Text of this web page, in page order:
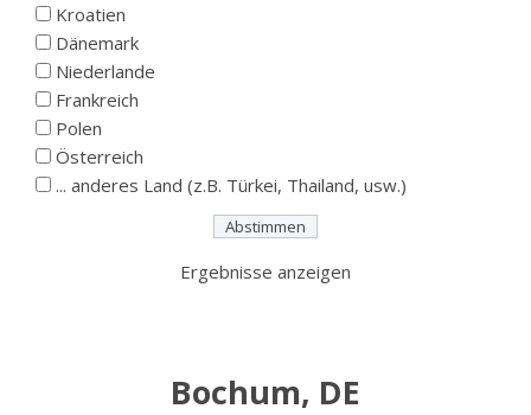
Kroatien
Dänemark
Niederlande
Frankreich
Polen
Österreich
... anderes Land (z.B. Türkei, Thailand, usw.)
Ergebnisse anzeigen
Bochum, DE